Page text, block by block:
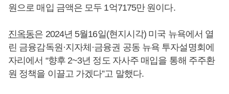
원으로 매입 금액은 모두 1억7175만 원이다.
진옥동은 2024년 5월16일(현지시각) 미국 뉴욕에서 열
린 금융감독원·지자체·금융권 공동 뉴욕 투자설명회에
자리에서 “향후 2~3년 정도 자사주 매입을 통해 주주환
원 정책을 이끌고 가겠다”고 말했다.